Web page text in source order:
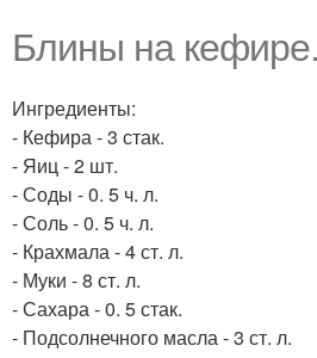
Блины на кефире.
Ингредиенты:
- Кефира - 3 стак.
- Яиц - 2 шт.
- Соды - 0. 5 ч. л.
- Соль - 0. 5 ч. л.
- Крахмала - 4 ст. л.
- Муки - 8 ст. л.
- Сахара - 0. 5 стак.
- Подсолнечного масла - 3 ст. л.